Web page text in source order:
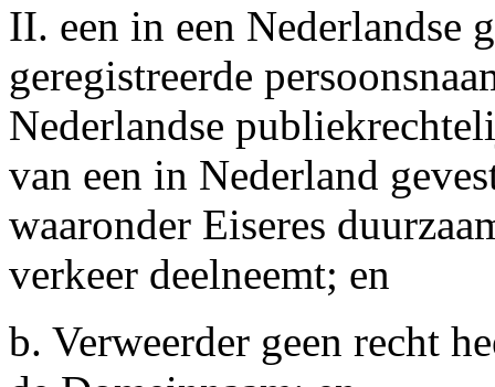
II. een in een Nederlandse
geregistreerde
Nederlandse
van een in Nederland
waaronder Eiseres
verkeer deelneemt; en
b. Verweerder geen recht